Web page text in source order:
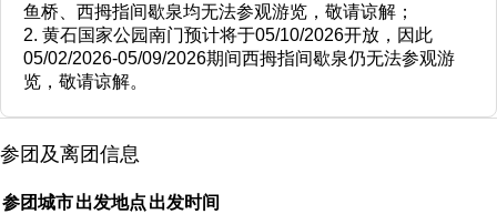
鱼桥、西拇指间歇泉均无法参观游览，敬请谅解；
2. 黄石国家公园南门预计将于05/10/2026开放，因此
05/02/2026-05/09/2026期间西拇指间歇泉仍无法参观游
览，敬请谅解。
参团及离团信息
参团城市出发地点 出发时间